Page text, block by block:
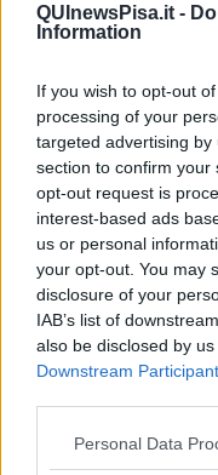
QUInewsPisa.it -
Information
If you wish to opt-out
processing of your
targeted advertising
section to confirm your
opt-out request is
interest-based ads
us or personal
your opt-out. You may
disclosure of your
IAB’s list of
also be disclosed by
Downstream
Personal Data
Riconoscimenti per le
Pontedera, per le scuole
IIB), Alighieri diPeccioli
e IVB), Mandela diButi
Alighieri (IIA) e IB della
Pontedera. Alla
Pontedera,Mattia Belli.